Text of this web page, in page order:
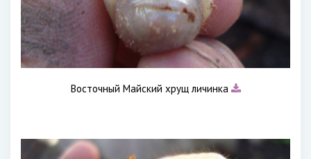
Восточный Майский хрущ личинка